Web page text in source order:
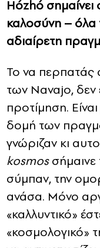
Hózhó
καλοσύνη – όλα
αδιαίρετη
Το να περπατάς
των Navajo, δεν
προτίμηση.
δομή των
γνώριζαν κι
kosmosσήμαινε
σύμπαν, την
ανάσα. Μόνο
«καλλυντικό»
«κοσμολογικό»